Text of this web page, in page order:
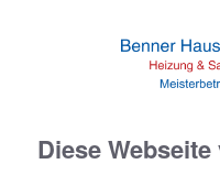
Diese